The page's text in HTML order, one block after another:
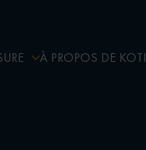
À PROPOS DE KOTI